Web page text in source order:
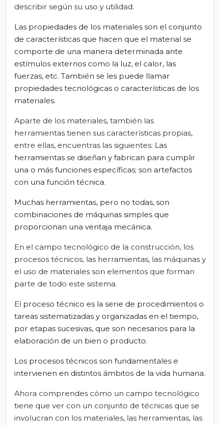
describir según su uso y utilidad.
Las propiedades de los materiales son el conjunto
de características que hacen que el material se
comporte de una manera determinada ante
estímulos externos como la luz, el calor, las
fuerzas, etc. También se les puede llamar
propiedades tecnológicas o características de los
materiales.
Aparte de los materiales, también las
herramientas tienen sus características propias,
entre ellas, encuentras las siguientes: Las
herramientas se diseñan y fabrican para cumplir
una o más funciones específicas; son artefactos
con una función técnica.
Muchas herramientas, pero no todas, son
combinaciones de máquinas simples que
proporcionan una ventaja mecánica.
En el campo tecnológico de la construcción, los
procesos técnicos, las herramientas, las máquinas y
el uso de materiales son elementos que forman
parte de todo este sistema.
El proceso técnico es la serie de procedimientos o
tareas sistematizadas y organizadas en el tiempo,
por etapas sucesivas, que son necesarios para la
elaboración de un bien o producto.
Los procesos técnicos son fundamentales e
intervienen en distintos ámbitos de la vida humana.
Ahora comprendes cómo un campo tecnológico
tiene que ver con un conjunto de técnicas que se
involucran con los materiales, las herramientas, las